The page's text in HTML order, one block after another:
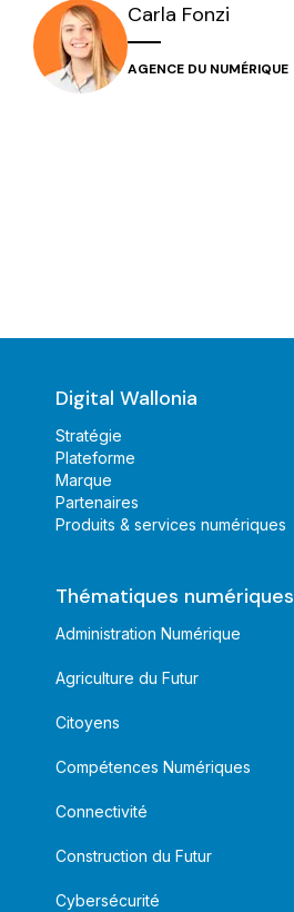
Carla Fonzi
AGENCE DU NUMÉRIQUE
Digital Wallonia
Stratégie
Plateforme
Marque
Partenaires
Produits & services numériques
Thématiques numériques
Administration Numérique
Agriculture du Futur
Citoyens
Compétences Numériques
Connectivité
Construction du Futur
Cybersécurité